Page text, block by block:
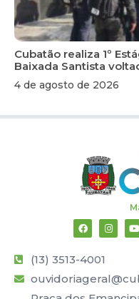
Cubatão realiza 1º
Baixada Santista
4 de agosto de 2026
(13) 3513-4001